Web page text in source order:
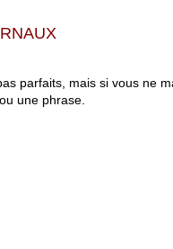
parfaits, mais si vous ne
une phrase.